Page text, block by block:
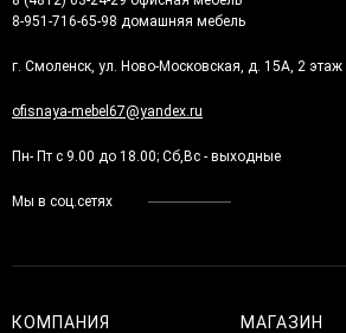
8-951-716-65-98 домашняя мебель
г. Смоленск, ул. Ново-Московская, д. 15А, 2 этаж
ofisnaya-mebel67@yandex.ru
Пн- Пт с 9.00 до 18.00; Сб,Вс - выходные
Мы в соц.сетях
КОМПАНИЯ МАГАЗИН